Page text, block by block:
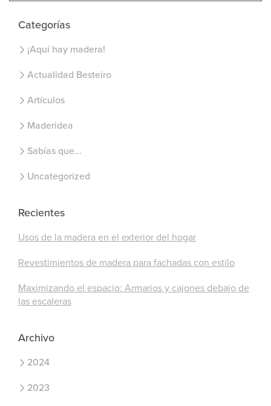
Categorías
¡Aquí hay madera!
Actualidad Besteiro
Artículos
Maderidea
Sabías que...
Uncategorized
Recientes
Usos de la madera en el exterior del hogar
Revestimientos de madera para fachadas con estilo
Maximizando el espacio: Armarios y cajones debajo de
las escaleras
Archivo
2024
2023